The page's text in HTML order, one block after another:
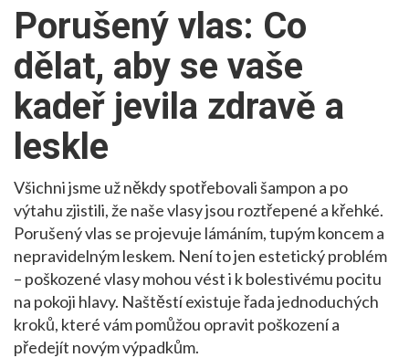
Porušený vlas: Co
dělat, aby se vaše
kadeř jevila zdravě a
leskle
Všichni jsme už někdy spotřebovali šampon a po
výtahu zjistili, že naše vlasy jsou roztřepené a křehké.
Porušený vlas se projevuje lámáním, tupým koncem a
nepravidelným leskem. Není to jen estetický problém
– poškozené vlasy mohou vést i k bolestivému pocitu
na pokoji hlavy. Naštěstí existuje řada jednoduchých
kroků, které vám pomůžou opravit poškození a
předejít novým výpadkům.